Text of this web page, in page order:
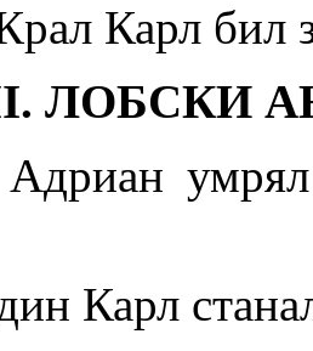
Карл бил
ЛОБСКИ
Карл